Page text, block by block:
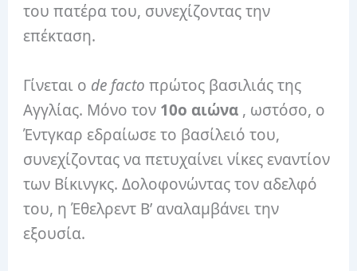
του πατέρα του, συνεχίζοντας την
επέκταση.
Γίνεται ο de facto πρώτος βασιλιάς της
Αγγλίας. Μόνο τον 10ο αιώνα , ωστόσο, ο
Έντγκαρ εδραίωσε το βασίλειό του,
συνεχίζοντας να πετυχαίνει νίκες εναντίον
των Βίκινγκς. Δολοφονώντας τον αδελφό
του, η Έθελρεντ Β’ αναλαμβάνει την
εξουσία.